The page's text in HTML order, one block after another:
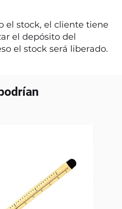
el stock, el cliente tiene
el depósito del
el stock será liberado.